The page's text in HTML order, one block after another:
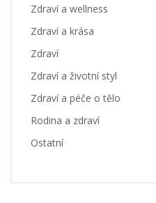
Zdraví a wellness
Zdraví a krása
Zdraví
Zdraví a životní styl
Zdraví a péče o tělo
Rodina a zdraví
Ostatní